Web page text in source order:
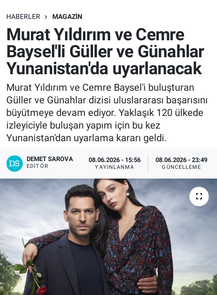
HABERLER MAGAZIN
Murat Yıldırım ve Cemre
Baysel'li Güller ve Günahlar
Yunanistan'da uyarlanacak
Murat Yıldırım ve Cemre Baysel'i buluşturan
Güller ve Günahlar dizisi uluslararası başarısını
büyütmeye devam ediyor. Yaklaşık 120 ülkede
izleyiciyle buluşan yapım için bu kez
Yunanistan'dan uyarlama kararı geldi.
DEMET SAROVA
EDITÖR
08.06.2026 - 15:56
YAYINLANMA
08.06.2026 - 23:49
GÜNCELLEME
SAĞLIK
EKONOMİ
EĞİTİM
ÖZEL HABER
Keşfet
ASTROLOJİ
MANŞET
RESMİ İLANLAR
Bize ulaşın
İletişim/Künye
Yaşam